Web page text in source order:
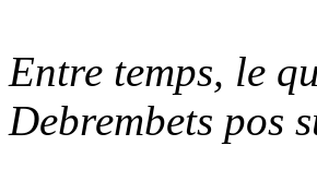
Entre temps, le
Debrembets pos